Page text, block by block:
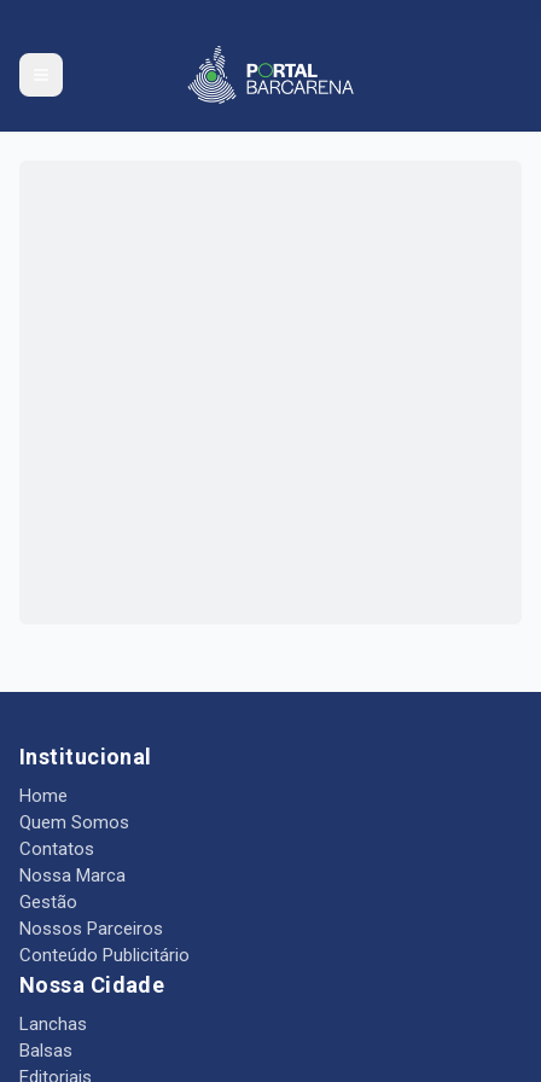
Institucional
Home
Quem Somos
Contatos
Nossa Marca
Gestão
Nossos Parceiros
Conteúdo Publicitário
Nossa Cidade
Lanchas
Balsas
Editoriais